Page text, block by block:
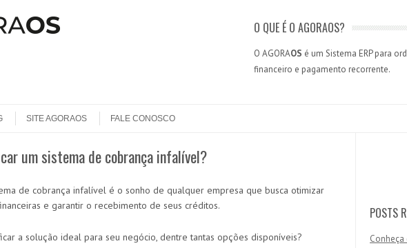
O QUE É O AGORAOS?
O AGORAOS é um Sistema ERP para
financeiro e pagamento recorrente.
SITE AGORAOS FALE CONOSCO
um sistema de cobrança infalível?
de cobrança infalível é o sonho de qualquer empresa que busca otimizar
e garantir o recebimento de seus créditos.
a solução ideal para seu negócio, dentre tantas opções disponíveis?
POSTS